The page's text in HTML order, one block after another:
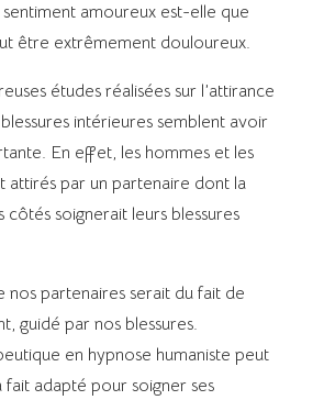
sentiment amoureux est-elle que
être extrêmement douloureux.
études réalisées sur l’attirance
intérieures semblent avoir
En effet, les hommes et les
attirés par un partenaire dont la
côtés soignerait leurs blessures
nos partenaires serait du fait de
guidé par nos blessures.
en hypnose humaniste peut
adapté pour soigner ses